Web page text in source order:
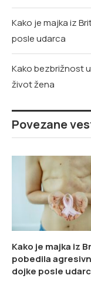
Kako je majka iz
posle udarca
Kako bezbrižnost
život žena
Povezane
Kako je majka iz
pobedila
dojke posle